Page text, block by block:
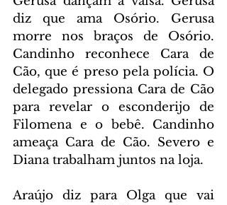
diz que ama Osório. Gerusa
morre nos braços de Osório.
Candinho reconhece Cara de
Cão, que é preso pela polícia. O
delegado pressiona Cara de Cão
para revelar o esconderijo de
Filomena e o bebê. Candinho
ameaça Cara de Cão. Severo e
Diana trabalham juntos na loja.
Araújo diz para Olga que vai